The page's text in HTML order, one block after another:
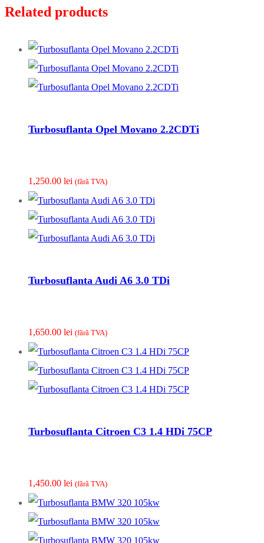
Related products
Turbosuflanta Opel Movano 2.2CDTi
1,250.00 lei (fãrã TVA)
Turbosuflanta Audi A6 3.0 TDi
1,650.00 lei (fãrã TVA)
Turbosuflanta Citroen C3 1.4 HDi 75CP
1,450.00 lei (fãrã TVA)